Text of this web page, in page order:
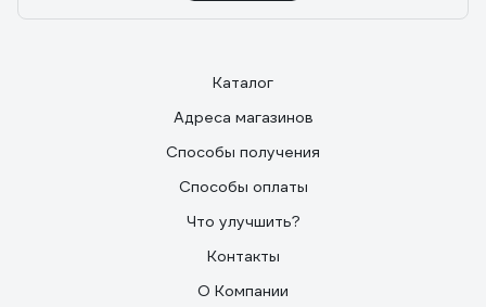
Каталог
Адреса магазинов
Способы получения
Способы оплаты
Что улучшить?
Контакты
О Компании